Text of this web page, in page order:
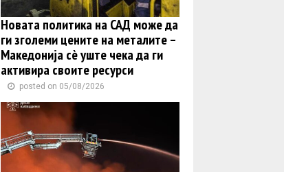
Новата политика на САД може да
ги зголеми цените на металите –
Македонија сè уште чека да ги
активира своите ресурси
posted on 05/08/2026